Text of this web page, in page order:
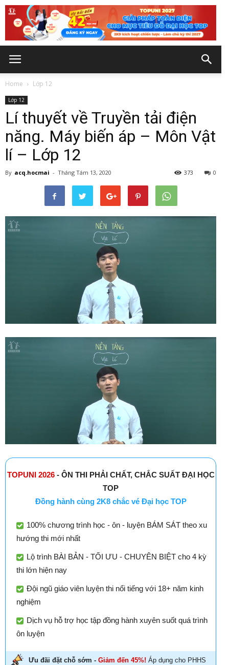
Home Lớp 12
Lớp 12
Lí thuyết về Truyền tải điện
năng. Máy biến áp – Môn Vật
lí – Lớp 12
By acq.hocmai - Tháng Tám 13, 2020 0
373
TOPUNI 2026- ÔN THI PHẢI CHẤT, CHẮC SUẤT ĐẠI HỌC
TOP
Đồng hành cùng 2K8 chắc vé Đại học TOP
100% chương trình học - ôn - luyện BÁM SÁT theo xu
hướng thi mới nhất
Lộ trình BÀI BẢN - TỐI ƯU - CHUYÊN BIỆT cho 4 kỳ
thi lớn hiện nay
Đội ngũ giáo viên luyện thi nổi tiếng với 18+ năm kinh
nghiệm
Dịch vụ hỗ trợ học tập đồng hành xuyên suốt quá trình
ôn luyện
Ưu đãi đặt chỗ sớm - Giảm đến 45%! Áp dụng cho PHHS